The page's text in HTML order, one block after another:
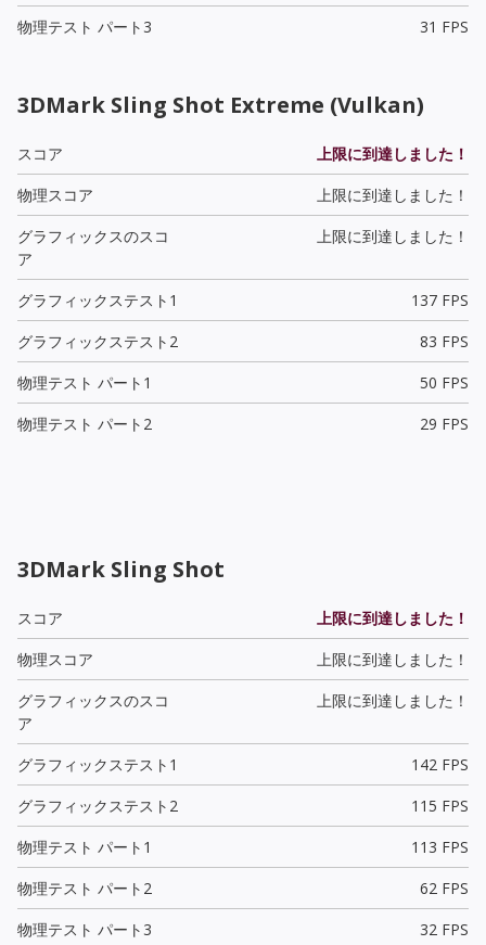
物理テスト パート3 31 FPS
3DMark Sling Shot Extreme (Vulkan)
スコア
上限に到達しました！
物理スコア
上限に到達しました！
グラフィックスのスコ
ア
上限に到達しました！
グラフィックステスト1
137 FPS
グラフィックステスト2
83 FPS
物理テスト パート1
50 FPS
物理テスト パート2
29 FPS
3DMark Sling Shot
スコア
上限に到達しました！
物理スコア
上限に到達しました！
グラフィックスのスコ
ア
上限に到達しました！
グラフィックステスト1
142 FPS
グラフィックステスト2
115 FPS
物理テスト パート1
113 FPS
物理テスト パート2
62 FPS
物理テスト パート3
32 FPS